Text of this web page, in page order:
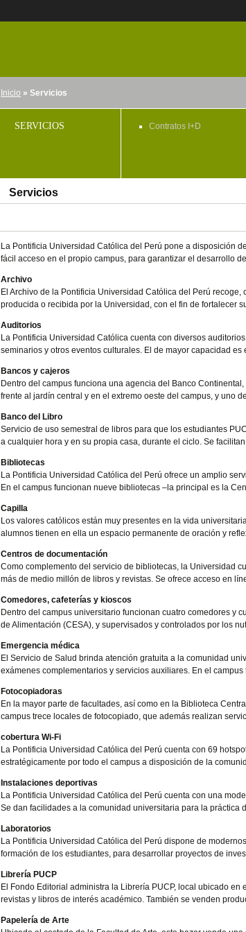
Inicio » Servicios
SERVICIOS Contratos I+D
Servicios
La Pontificia Universidad Católica del Perú pone a disposición
fácil acceso en el propio campus, para garantizar el desarrollo
Archivo
El Archivo de la Pontificia Universidad Católica del Perú
producida o recibida por la Universidad, con el fin de fortalecer
Auditorios
La Pontificia Universidad Católica cuenta con diversos
seminarios y otros eventos culturales. El de mayor capacidad
Bancos y cajeros
Dentro del campus funciona una agencia del Banco
frente al jardín central y en el extremo oeste del campus, y uno
Banco del Libro
Servicio de uso semestral de libros para que los estudiantes
a cualquier hora y en su propia casa, durante el ciclo. Se
Bibliotecas
La Pontificia Universidad Católica del Perú ofrece un amplio
En el campus funcionan nueve bibliotecas –la principal es la
Capilla
Los valores católicos están muy presentes en la vida
alumnos tienen en ella un espacio permanente de oración y
Centros de documentación
Como complemento del servicio de bibliotecas, la Universidad
más de medio millón de libros y revistas. Se ofrece acceso en
Comedores, cafeterías y kioscos
Dentro del campus universitario funcionan cuatro comedores y
de Alimentación (CESA), y supervisados y controlados por los
Emergencia médica
El Servicio de Salud brinda atención gratuita a la comunidad
exámenes complementarios y servicios auxiliares. En el
Fotocopiadoras
En la mayor parte de facultades, así como en la Biblioteca
campus trece locales de fotocopiado, que además realizan
cobertura Wi-Fi
La Pontificia Universidad Católica del Perú cuenta con 69
estratégicamente por todo el campus a disposición de la
Instalaciones deportivas
La Pontificia Universidad Católica del Perú cuenta con una
Se dan facilidades a la comunidad universitaria para la práctica
Laboratorios
La Pontificia Universidad Católica del Perú dispone de
formación de los estudiantes, para desarrollar proyectos de
Librería PUCP
El Fondo Editorial administra la Librería PUCP, local ubicado
revistas y libros de interés académico. También se venden
Papelería de Arte